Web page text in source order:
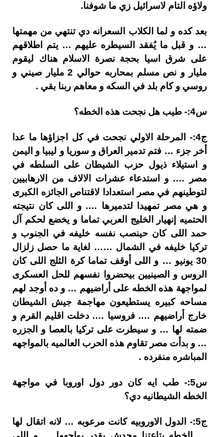
ولاؤه التام لاسرائيل زي ما شوفنا.
بعد كده و لما الكلاب السعرانه دي تنتهي من مهمتها
… و قبل ما يُفقد السيطره عليهم … يتم اطلاقهم
على شرق اسيا بحجة نصرة الاسلام هناك ليقوم
مليار و نص مسلم بمحاربه حوالي 2 مليار صيني و
روسي و كام بلد في السكه و معاهم ربنا بقي .
س4:- طيب هل نجحت هذه الخطه؟
ج4:- المرحلة الاولي نجحت في كل اجزاؤها ما عدا
أخر جزء … فتم تدمير العراق و سوريا و ليبيا و اليمن
و استيلاء ذيول حزب الشيطان على السلطه في
مصر …. و استدعاء عشرات الالاف من الارهابيين
لتوطينهم في مصر استعدادا لاقتناص الجائزه الكبرى
و هي مصر تمهيدا لتدميرها …. و اللى كان نتيجته
الحتميه إنهيار الخليج العربي تماما و يخضع لحكم آل
حمد اللى كان حينصب نفسه خليفه في الجنوب و
تركيا خليفه في الشمال …… لغاية ما حصل زلزال
30 يونيو … و اللى أوقف تماما كرة الثلج اللى كان
الروس و الصينيين بيحضروا نفسهم للحل العسكرى
لمواجهة هذه الخطه على أراضيهم … و ده أوجد لهم
مساحه كبيره يستطيعون مهاجمة جيش الشيطان
خارج أراضيهم …. فروسيا …. دخلت اقليم القرم و
ضمته لها … و سيطرت على تركيا بالعصا و الجزره
… و بدأت مصر تقاوم هذه الحرب العالميه بالمواجهه
المباشره منفرده .
س5:- طب ايه كان دور دول اوروبا في مواجهة
الخطه الشيطانيه دي؟
ج5:- الدول الاوروبيه كانت مرعوبه … لانه اتقال لها